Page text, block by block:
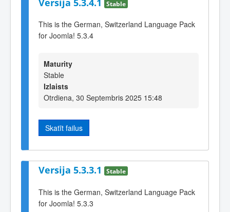
Stable
This is the German, Switzerland Language Pack
for Joomla! 5.3.4
Maturity
Stable
Izlaists
Otrdiena, 30 Septembris 2025 15:48
Skatīt failus
Versija 5.3.3.1 Stable
This is the German, Switzerland Language Pack
for Joomla! 5.3.3